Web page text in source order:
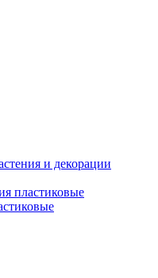
и декорации
пластиковые